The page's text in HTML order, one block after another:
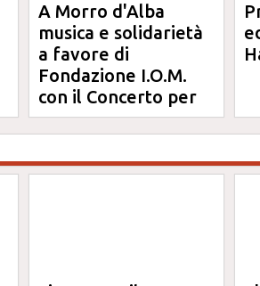
A Morro d'Alba
musica e solidarietà
a favore di
Fondazione I.O.M.
con il Concerto per
Anna